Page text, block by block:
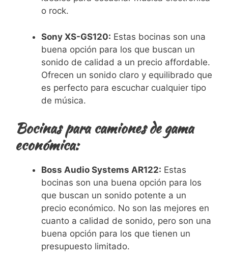
o rock.
Sony XS-GS120: Estas bocinas son una
buena opción para los que buscan un
sonido de calidad a un precio affordable.
Ofrecen un sonido claro y equilibrado que
es perfecto para escuchar cualquier tipo
de música.
Bocinas para camiones de gama
económica:
Boss Audio Systems AR122: Estas
bocinas son una buena opción para los
que buscan un sonido potente a un
precio económico. No son las mejores en
cuanto a calidad de sonido, pero son una
buena opción para los que tienen un
presupuesto limitado.